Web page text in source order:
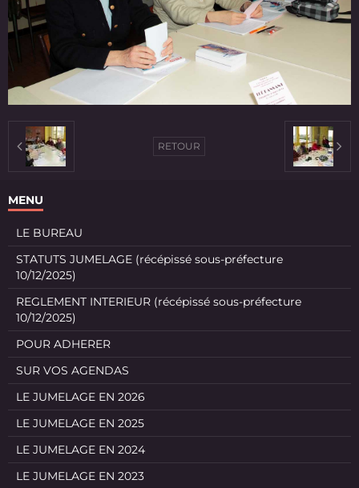
RETOUR
MENU
LE BUREAU
STATUTS JUMELAGE (récépissé sous-préfecture
10/12/2025)
REGLEMENT INTERIEUR (récépissé sous-préfecture
10/12/2025)
POUR ADHERER
SUR VOS AGENDAS
LE JUMELAGE EN 2026
LE JUMELAGE EN 2025
LE JUMELAGE EN 2024
LE JUMELAGE EN 2023